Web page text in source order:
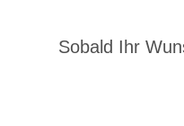
Sobald Ihr